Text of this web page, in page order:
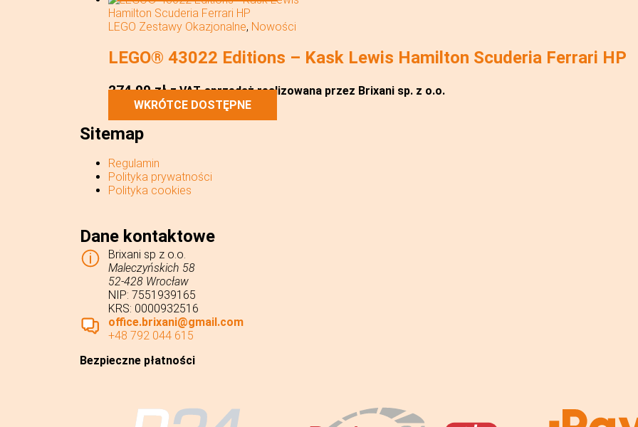
LEGO Zestawy Okazjonalne, Nowości
LEGO® 43022 Editions – Kask Lewis Hamilton Scuderia Ferrari HP
274,99zł z VAT sprzedaż realizowana przez Brixani sp. z o.o.
WKRÓTCE DOSTĘPNE
Sitemap
Regulamin
Polityka prywatności
Polityka cookies
Dane kontaktowe
Brixani sp z o.o.
Maleczyńskich 58
52-428 Wrocław
NIP: 7551939165
KRS: 0000932516
office.brixani@gmail.com
+48 792 044 615
Bezpieczne płatności